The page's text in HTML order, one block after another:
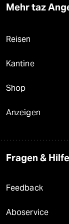
Mehr taz
Reisen
Kantine
Shop
Anzeigen
Fragen & Hilfe
Feedback
Aboservice